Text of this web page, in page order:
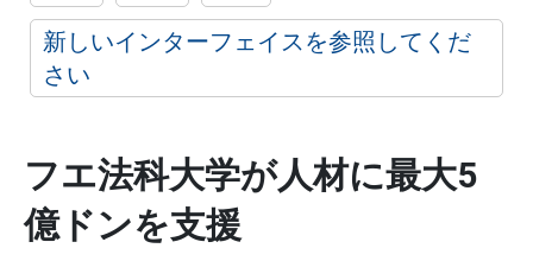
新しいインターフェイスを参照してくだ
さい
フエ法科大学が人材に最大5
億ドンを支援